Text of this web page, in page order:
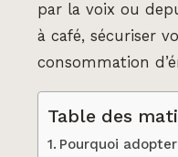
par la voix ou
à café, sécuriser
consommation
Table des
Pourquoi